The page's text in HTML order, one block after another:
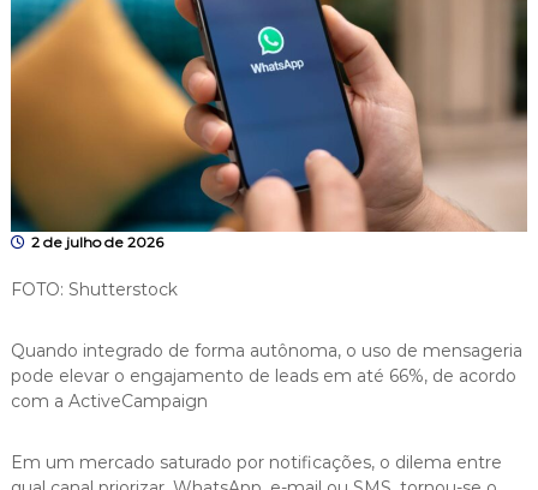
2 de julho de 2026
FOTO: Shutterstock
Quando integrado de forma autônoma, o uso de mensageria
pode elevar o engajamento de leads em até 66%, de acordo
com a ActiveCampaign
Em um mercado saturado por notificações, o dilema entre